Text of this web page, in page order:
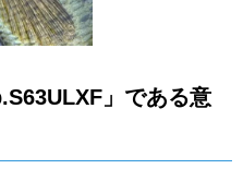
」である意